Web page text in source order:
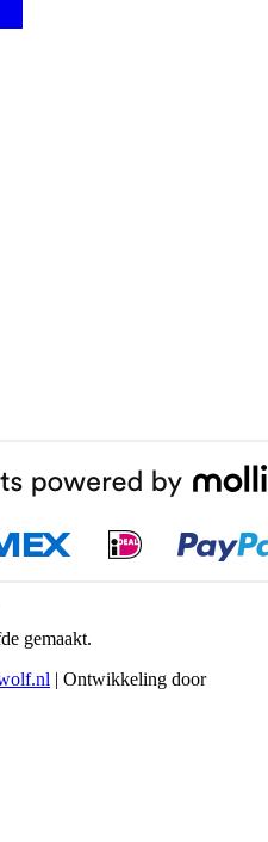
gemaakt.
| Ontwikkeling door